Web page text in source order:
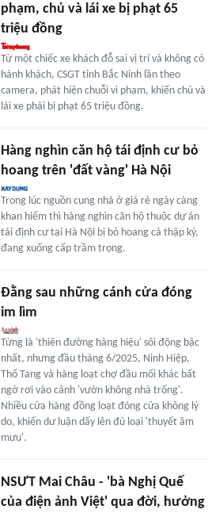
phạm, chủ và lái xe bị phạt 65
triệu đồng
Từ một chiếc xe khách đỗ sai vị trí và không có
hành khách, CSGT tỉnh Bắc Ninh lần theo
camera, phát hiện chuỗi vi phạm, khiến chủ và
lái xe phải bị phạt 65 triệu đồng.
Hàng nghìn căn hộ tái định cư bỏ
hoang trên 'đất vàng' Hà Nội
Trong lúc nguồn cung nhà ở giá rẻ ngày càng
khan hiếm thì hàng nghìn căn hộ thuộc dự án
tái định cư tại Hà Nội bị bỏ hoang cả thập kỷ,
đang xuống cấp trầm trọng.
Đằng sau những cánh cửa đóng
im lìm
Từng là 'thiên đường hàng hiệu' sôi động bậc
nhất, nhưng đầu tháng 6/2025, Ninh Hiệp,
Thổ Tang và hàng loạt chợ đầu mối khác bất
ngờ rơi vào cảnh 'vườn không nhà trống'.
Nhiều cửa hàng đồng loạt đóng cửa không lý
do, khiến dư luận dấy lên đủ loại 'thuyết âm
mưu'.
NSƯT Mai Châu - 'bà Nghị Quế
của điện ảnh Việt' qua đời, hưởng